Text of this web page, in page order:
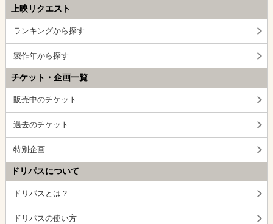
上映リクエスト
ランキングから探す
製作年から探す
チケット・企画一覧
販売中のチケット
過去のチケット
特別企画
ドリパスについて
ドリパスとは？
ドリパスの使い方